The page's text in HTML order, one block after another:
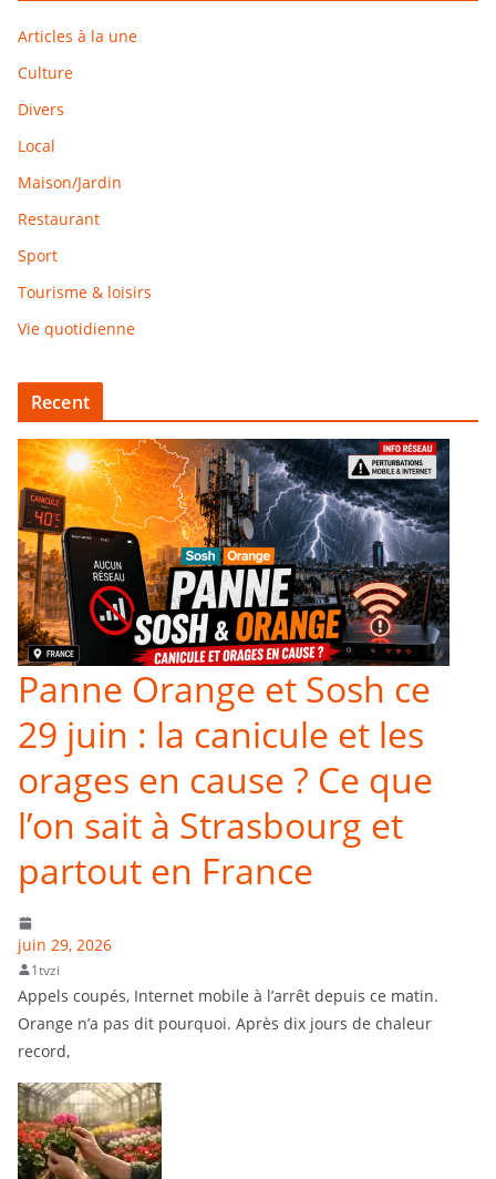
Articles à la une
Culture
Divers
Local
Maison/Jardin
Restaurant
Sport
Tourisme & loisirs
Vie quotidienne
Recent
Panne Orange et Sosh ce
29 juin : la canicule et les
orages en cause ? Ce que
l’on sait à Strasbourg et
partout en France
juin 29, 2026
1tvzi
Appels coupés, Internet mobile à l’arrêt depuis ce matin.
Orange n’a pas dit pourquoi. Après dix jours de chaleur
record,